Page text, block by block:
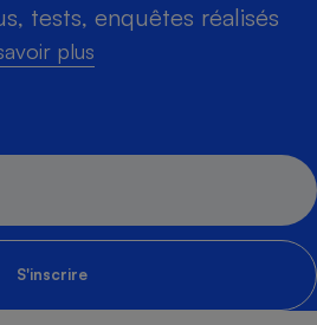
tests, enquêtes réalisés
plus
S'inscrire